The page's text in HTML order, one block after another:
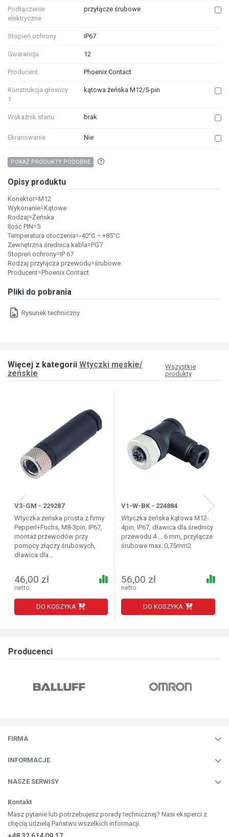
Podłączenie
elektryczne
przyłącze śrubowe
Stopień ochrony IP67
Gwarancja 12
Producent Phoenix Contact
Konstrukcja głowicy
1
kątowa żeńska M12/5-pin
Wskaźnik stanu brak
Ekranowanie Nie
POKAŻ PRODUKTY PODOBNE
Opisy produktu
Konektor=M12
Wykonanie=Kątowe
Rodzaj=Żeńska
Ilość PIN=5
Temperatura otoczenia=-40°C ÷ +85°C
Zewnętrzna średnica kabla=PG7
Stopień ochrony=IP 67
Rodzaj przyłącza przewodu=śrubowe
Producent=Phoenix Contact
Pliki do pobrania
Rysunek techniczny
Więcej z kategorii Wtyczki męskie/
żeńskie
Wszystkie
produkty
V3-GM - 229287
Wtyczka żeńska prosta z firmy
Pepperl+Fuchs, M8-3pin, IP67,
montaż przewodów przy
pomocy złączy śrubowych,
dławica dla...
46,00 zł
netto
DO KOSZYKA
V1-W-BK - 224884
Wtyczka żeńska kątowa M12-
4pin, IP67, dławica dla średnicy
przewodu 4 ... 6 mm, przyłącze
śrubowe max. 0,75mm2
56,00 zł
netto
DO KOSZYKA
Producenci
FIRMA
INFORMACJE
NASZE SERWISY
Kontakt
Masz pytanie lub potrzebujesz porady technicznej? Nasi eksperci z
chęcią udzielą Państwu wszelkich informacji.